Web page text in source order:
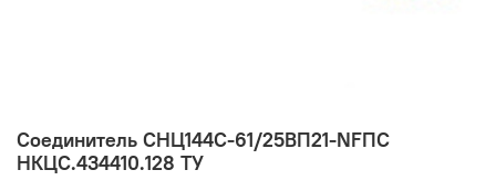
Соединитель СНЦ144С-61/25ВП21-NFПC
НКЦС.434410.128 ТУ